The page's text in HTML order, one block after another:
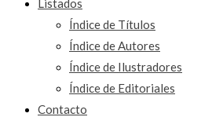
Listados
Índice de Títulos
Índice de Autores
Índice de Ilustradores
Índice de Editoriales
Contacto